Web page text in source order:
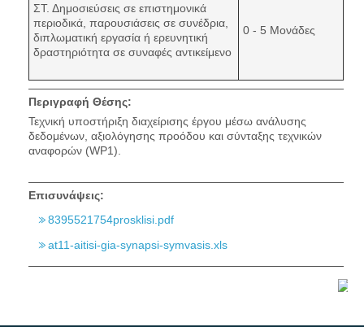
ΣΤ. Δημοσιεύσεις σε επιστημονικά
περιοδικά, παρουσιάσεις σε συνέδρια,
διπλωματική εργασία ή ερευνητική
δραστηριότητα σε συναφές αντικείμενο
0 - 5 Μονάδες
Περιγραφή Θέσης:
Τεχνική υποστήριξη διαχείρισης έργου μέσω ανάλυσης
δεδομένων, αξιολόγησης προόδου και σύνταξης τεχνικών
αναφορών (WP1).
Επισυνάψεις:
8395521754prosklisi.pdf
at11-aitisi-gia-synapsi-symvasis.xls